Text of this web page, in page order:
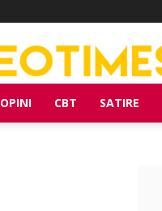
OPINI CBT SATIRE